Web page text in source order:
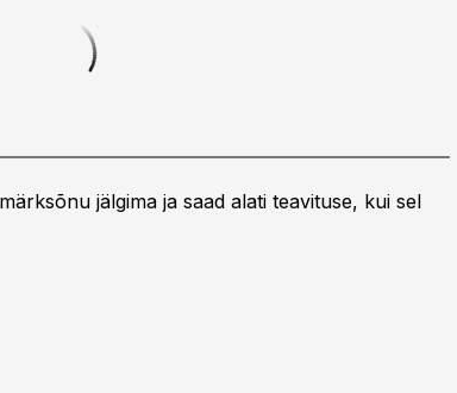
jälgima ja saad alati teavituse, kui sel